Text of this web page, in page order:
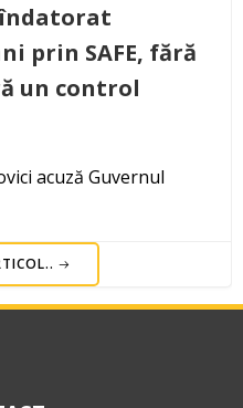
îndatorat
prin SAFE, fără
un control
acuză Guvernul